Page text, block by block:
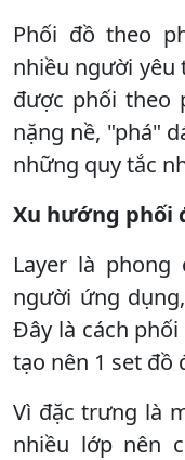
Phối đồ theo
nhiều người yêu
được phối theo
nặng nề, "phá"
những quy tắc
Xu hướng phối
Layer là
người ứng
Đây là cách
tạo nên 1 set đồ
Vì đặc trưng là
nhiều lớp nên